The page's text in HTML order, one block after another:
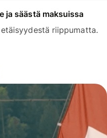
ja säästä maksuissa
riippumatta.